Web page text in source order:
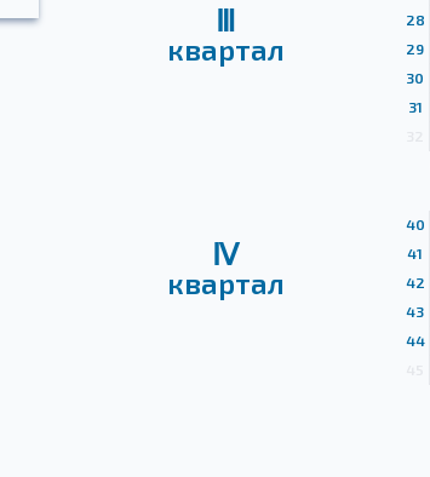
Ⅲ
квартал
28
29
30
31
Ⅳ
квартал
40
41
42
43
44